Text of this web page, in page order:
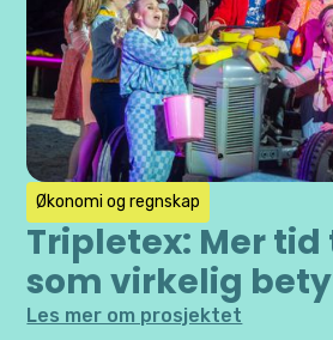
Økonomi og regnskap
Tripletex: Mer
som virkelig
Les mer om prosjektet